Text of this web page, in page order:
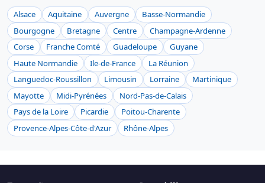
Alsace Aquitaine Auvergne
Basse-Normandie
Bourgogne
Bretagne Centre
Champagne-Ardenne
Corse
Franche Comté Guadeloupe
Guyane
Haute Normandie
Ile-de-France
La Réunion
Languedoc-Roussillon
Limousin Lorraine
Martinique
Mayotte
Midi-Pyrénées
Nord-Pas-de-Calais
Pays de la Loire
Picardie
Poitou-Charente
Provence-Alpes-Côte-d'Azur
Rhône-Alpes